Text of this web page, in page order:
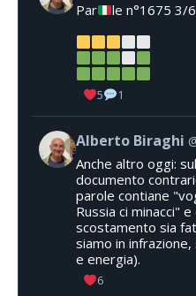
Par le n°1675 3/
5 1
Alberto Biraghi
Anche altro oggi:
documento
parole contiane
Russia ci minacci"
scostamento sia
siamo in
e energia).
6